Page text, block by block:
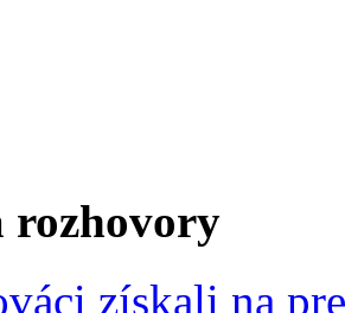
rozhovory
získali na